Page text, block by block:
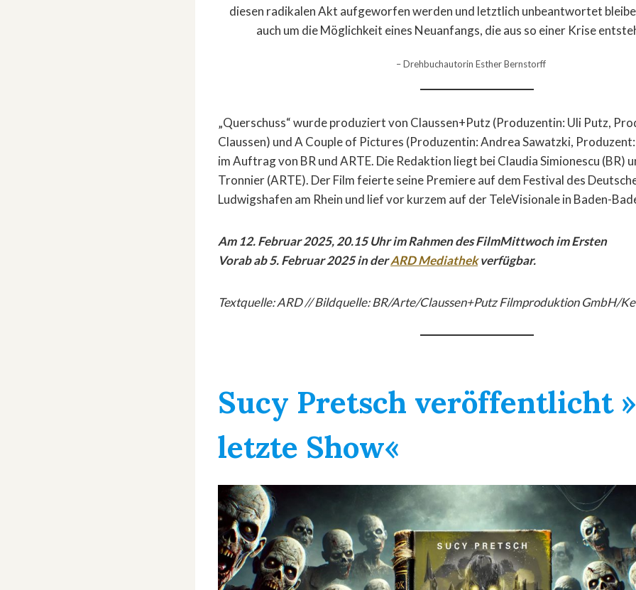
diesen radikalen Akt aufgeworfen werden und letztlich unbeantwortet
auch um die Möglichkeit eines Neuanfangs, die aus so einer Krise
– Drehbuchautorin Esther Bernstorff
„Querschuss“ wurde produziert von Claussen+Putz (Produzentin: Uli Putz,
Claussen) und A Couple of Pictures (Produzentin: Andrea Sawatzki,
im Auftrag von BR und ARTE. Die Redaktion liegt bei Claudia Simionescu (BR)
Tronnier (ARTE). Der Film feierte seine Premiere auf dem Festival des
Ludwigshafen am Rhein und lief vor kurzem auf der TeleVisionale in Baden-
Am 12. Februar 2025, 20.15 Uhr im Rahmen des FilmMittwoch im Ersten
Vorab ab 5. Februar 2025 in derARD Mediathekverfügbar.
Textquelle: ARD // Bildquelle: BR/Arte/Claussen+Putz Filmproduktion GmbH/
Sucy Pretsch veröffentlicht
letzte Show«